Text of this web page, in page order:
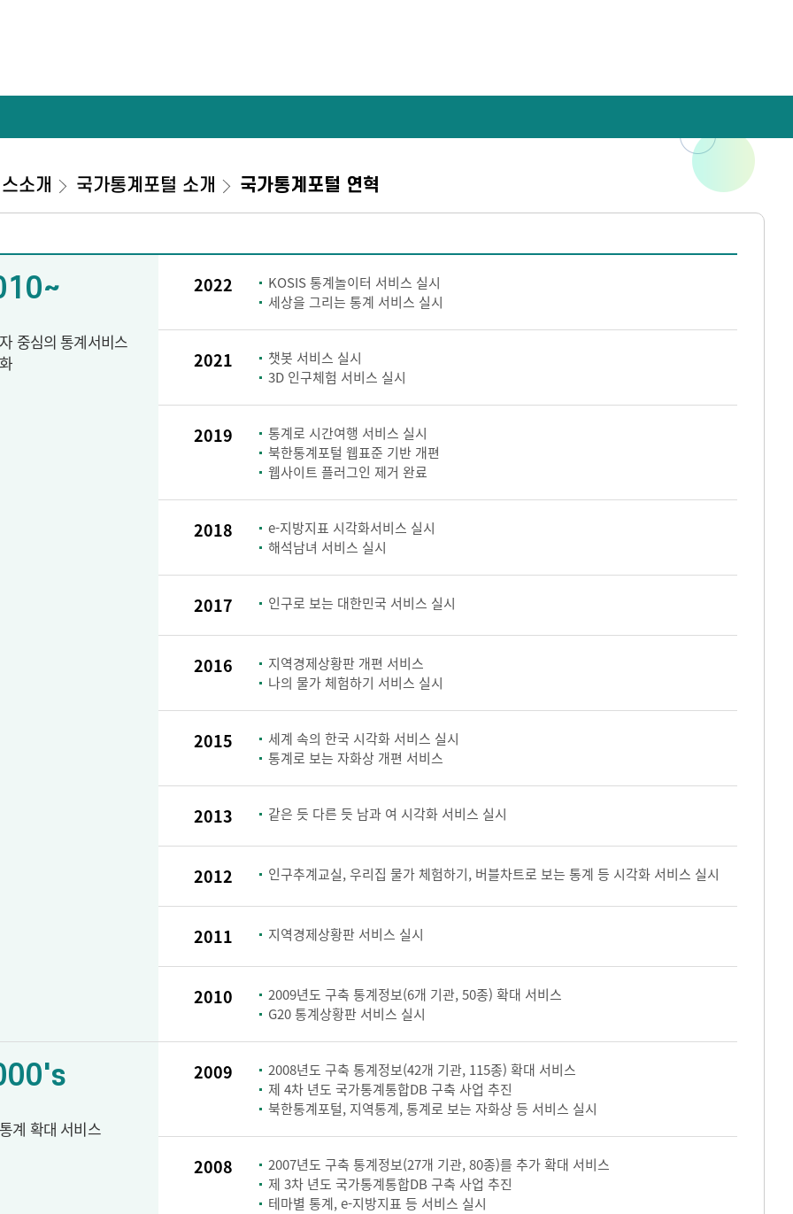
소개 국가통계포털 소개 국가통계포털 연혁
중심의 통계서비스
2022
KOSIS 통계놀이터 서비스 실시
세상을 그리는 통계 서비스 실시
2021
챗봇 서비스 실시
3D 인구체험 서비스 실시
2019
통계로 시간여행 서비스 실시
북한통계포털 웹표준 기반 개편
웹사이트 플러그인 제거 완료
2018
e-지방지표 시각화서비스 실시
해석남녀 서비스 실시
2017 인구로 보는 대한민국 서비스 실시
2016
지역경제상황판 개편 서비스
나의 물가 체험하기 서비스 실시
2015
세계 속의 한국 시각화 서비스 실시
통계로 보는 자화상 개편 서비스
2013 같은 듯 다른 듯 남과 여 시각화 서비스 실시
2012 인구추계교실, 우리집 물가 체험하기, 버블차트로 보는 통계 등 시각화 서비스 실시
2011 지역경제상황판 서비스 실시
2010
2009년도 구축 통계정보(6개 기관, 50종) 확대 서비스
G20 통계상황판 서비스 실시
계 확대 서비스
2009
2008년도 구축 통계정보(42개 기관, 115종) 확대 서비스
제 4차 년도 국가통계통합DB 구축 사업 추진
북한통계포털, 지역통계, 통계로 보는 자화상 등 서비스 실시
2008
2007년도 구축 통계정보(27개 기관, 80종)를 추가 확대 서비스
제 3차 년도 국가통계통합DB 구축 사업 추진
테마별 통계, e-지방지표 등 서비스 실시